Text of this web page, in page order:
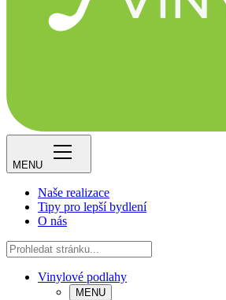
MENU
Naše realizace
Tipy pro lepší bydlení
O nás
Vinylové podlahy
MENU